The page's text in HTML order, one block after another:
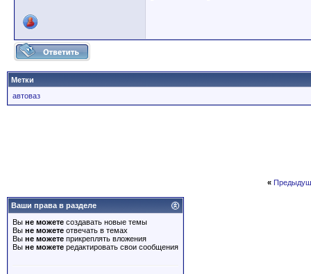
Метки
автоваз
«
Ваши права в разделе
Вы не можете создавать новые темы
Вы не можете отвечать в темах
Вы не можете прикреплять вложения
Вы не можете редактировать свои сообщения